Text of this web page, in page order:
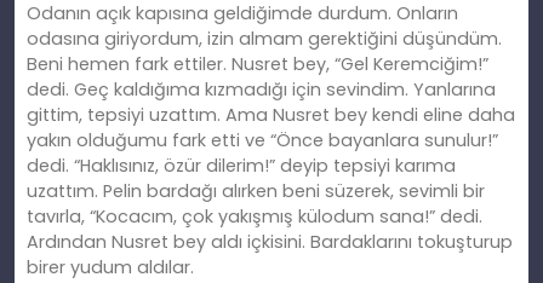
Odanın açık kapısına geldiğimde durdum. Onların
odasına giriyordum, izin almam gerektiğini düşündüm.
Beni hemen fark ettiler. Nusret bey, “Gel Keremciğim!”
dedi. Geç kaldığıma kızmadığı için sevindim. Yanlarına
gittim, tepsiyi uzattım. Ama Nusret bey kendi eline daha
yakın olduğumu fark etti ve “Önce bayanlara sunulur!”
dedi. “Haklısınız, özür dilerim!” deyip tepsiyi karıma
uzattım. Pelin bardağı alırken beni süzerek, sevimli bir
tavırla, “Kocacım, çok yakışmış külodum sana!” dedi.
Ardından Nusret bey aldı içkisini. Bardaklarını tokuşturup
birer yudum aldılar.